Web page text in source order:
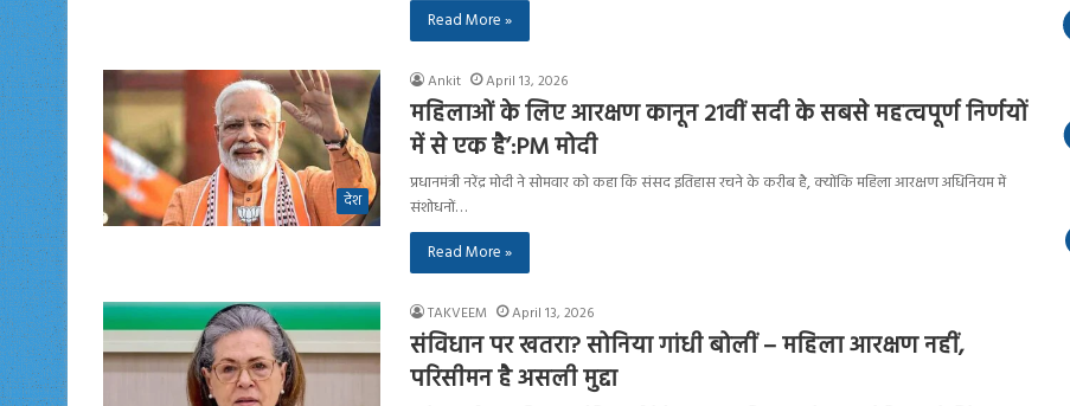
Read More »
देश
Ankit April 13, 2026
महिलाओं के लिए आरक्षण कानून 21वीं सदी के सबसे महत्वपूर्ण निर्णयों
में से एक है’:PM मोदी
प्रधानमंत्री नरेंद्र मोदी ने सोमवार को कहा कि संसद इतिहास रचने के करीब है, क्योंकि महिला आरक्षण अधिनियम में
संशोधनों…
Read More »
TAKVEEM April 13, 2026
संविधान पर खतरा? सोनिया गांधी बोलीं – महिला आरक्षण नहीं,
परिसीमन है असली मुद्दा